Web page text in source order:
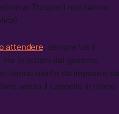
ai Trasporti non hanno
attendere , sempre tra il
io lezioni dal governo
hanno niente da imparare da
senza il cappello in mano